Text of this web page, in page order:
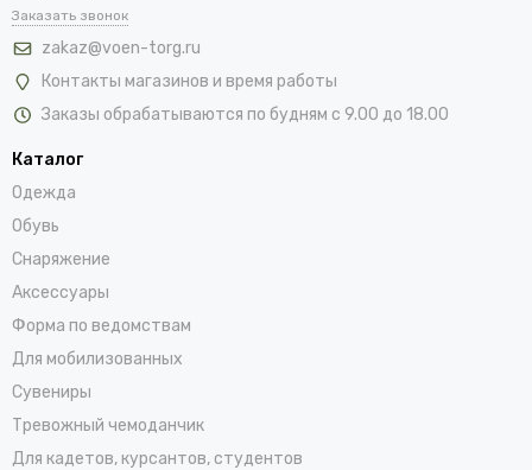
Заказать звонок
zakaz@voen-torg.ru
Контакты магазинов и время работы
Заказы обрабатываются по будням с 9.00 до 18.00
Каталог
Одежда
Обувь
Снаряжение
Аксессуары
Форма по ведомствам
Для мобилизованных
Сувениры
Тревожный чемоданчик
Для кадетов, курсантов, студентов